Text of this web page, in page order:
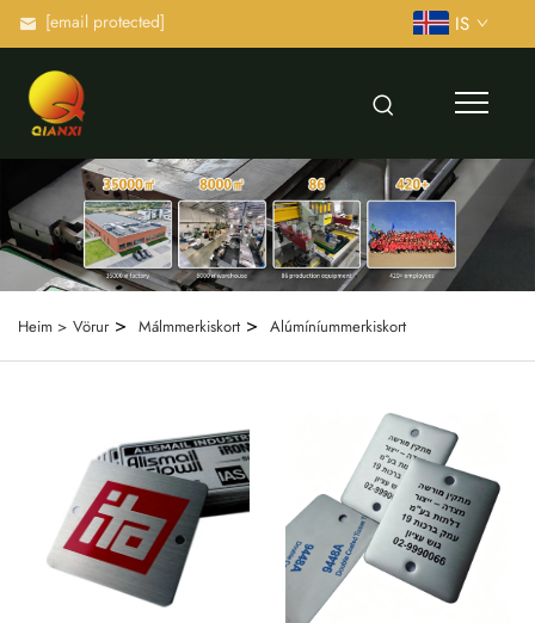
[email protected] IS
Heim > Vörur> Málmmerkiskort > Alúmíníummerkiskort